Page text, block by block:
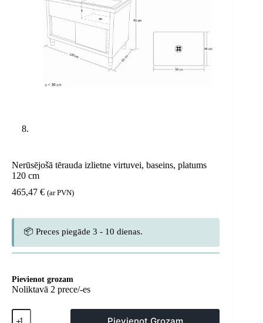
Nerūsējošā tērauda izlietne virtuvei, baseins, platums
120 cm
465,47 € (ar PVN)
📦 Preces piegāde 3 - 10 dienas.
Pievienot grozam
Noliktavā 2 prece/-es
Nerūsējošā
Pievienot Grozam